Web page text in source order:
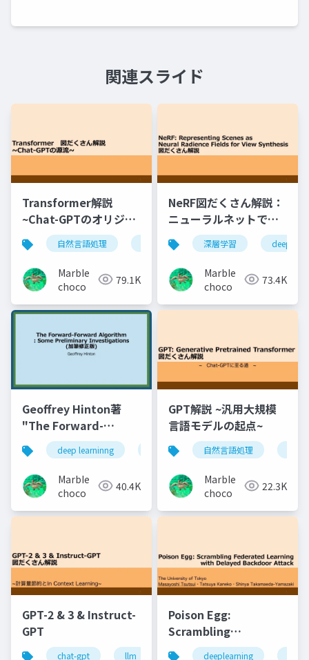
関連スライド
Transformer解説
~Chat-GPTのオリジン
を理解する~自然言語処理 chat-gpt transformer
MarbIe
choco
79.1K
NeRF図だくさん解説：
ニューラルネットで自
由視点画像を生成しよ
う
深層学習 deep
MarbIe
choco
73.4K
Geoffrey Hinton著
"The Forward-
Forwardアルゴリズ
ム" まとめ
deep learninng 深層学習 google brain
MarbIe
choco
40.4K
GPT解説 ~汎用大規模
言語モデルの起点~
自然言語処理
MarbIe
choco
22.3K
GPT-2 & 3 & Instruct-
GPT
chat-gpt llm 深層学習 大規模言語モデル
Poison Egg:
Scrambling
Federated Learning
deeplearning